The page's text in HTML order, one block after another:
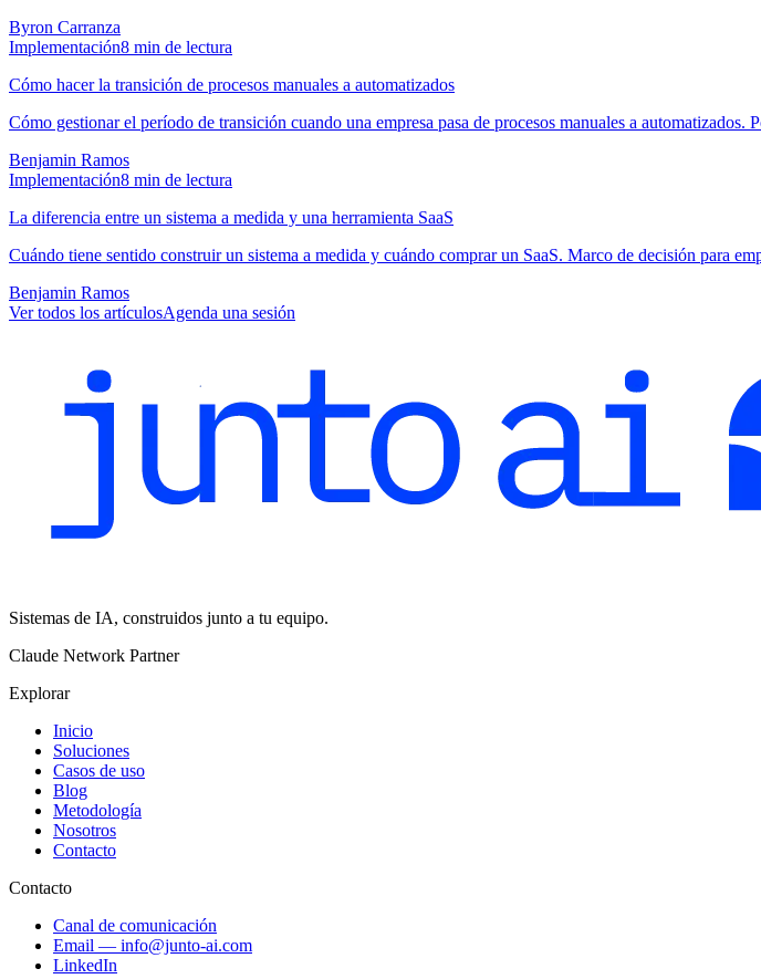
Byron Carranza
Implementación8 min de lectura
Cómo hacer la transición de procesos manuales a automatizados
Cómo gestionar el período de transición cuando una empresa pasa de procesos manuales a
Benjamin Ramos
Implementación8 min de lectura
La diferencia entre un sistema a medida y una herramienta SaaS
Cuándo tiene sentido construir un sistema a medida y cuándo comprar un SaaS. Marco de decisión para
Benjamin Ramos
Ver todos los artículosAgenda una sesión
Sistemas de IA, construidos junto a tu equipo.
Claude Network Partner
Explorar
Inicio
Soluciones
Casos de uso
Blog
Metodología
Nosotros
Contacto
Contacto
Canal de comunicación
Email — info@junto-ai.com
LinkedIn